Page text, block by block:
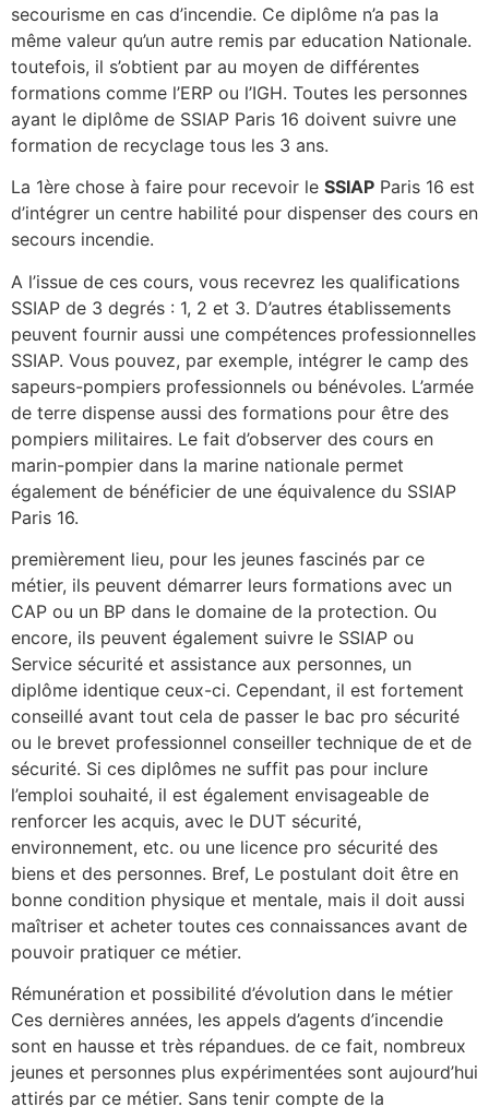
secourisme en cas d’incendie. Ce diplôme n’a pas la
même valeur qu’un autre remis par education Nationale.
toutefois, il s’obtient par au moyen de différentes
formations comme l’ERP ou l’IGH. Toutes les personnes
ayant le diplôme de SSIAP Paris 16 doivent suivre une
formation de recyclage tous les 3 ans.
La 1ère chose à faire pour recevoir le SSIAP Paris 16 est
d’intégrer un centre habilité pour dispenser des cours en
secours incendie.
A l’issue de ces cours, vous recevrez les qualifications
SSIAP de 3 degrés : 1, 2 et 3. D’autres établissements
peuvent fournir aussi une compétences professionnelles
SSIAP. Vous pouvez, par exemple, intégrer le camp des
sapeurs-pompiers professionnels ou bénévoles. L’armée
de terre dispense aussi des formations pour être des
pompiers militaires. Le fait d’observer des cours en
marin-pompier dans la marine nationale permet
également de bénéficier de une équivalence du SSIAP
Paris 16.
premièrement lieu, pour les jeunes fascinés par ce
métier, ils peuvent démarrer leurs formations avec un
CAP ou un BP dans le domaine de la protection. Ou
encore, ils peuvent également suivre le SSIAP ou
Service sécurité et assistance aux personnes, un
diplôme identique ceux-ci. Cependant, il est fortement
conseillé avant tout cela de passer le bac pro sécurité
ou le brevet professionnel conseiller technique de et de
sécurité. Si ces diplômes ne suffit pas pour inclure
l’emploi souhaité, il est également envisageable de
renforcer les acquis, avec le DUT sécurité,
environnement, etc. ou une licence pro sécurité des
biens et des personnes. Bref, Le postulant doit être en
bonne condition physique et mentale, mais il doit aussi
maîtriser et acheter toutes ces connaissances avant de
pouvoir pratiquer ce métier.
Rémunération et possibilité d’évolution dans le métier
Ces dernières années, les appels d’agents d’incendie
sont en hausse et très répandues. de ce fait, nombreux
jeunes et personnes plus expérimentées sont aujourd’hui
attirés par ce métier. Sans tenir compte de la